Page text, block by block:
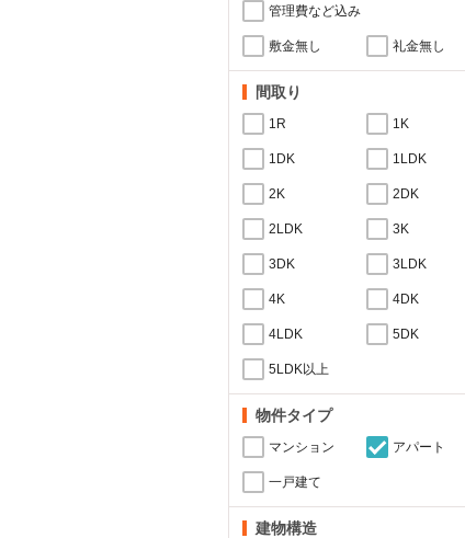
管理費など込み
敷金無し 礼金無し
間取り
1R 1K
1DK 1LDK
2K 2DK
2LDK 3K
3DK 3LDK
4K 4DK
4LDK 5DK
5LDK以上
物件タイプ
マンション アパート
一戸建て
建物構造